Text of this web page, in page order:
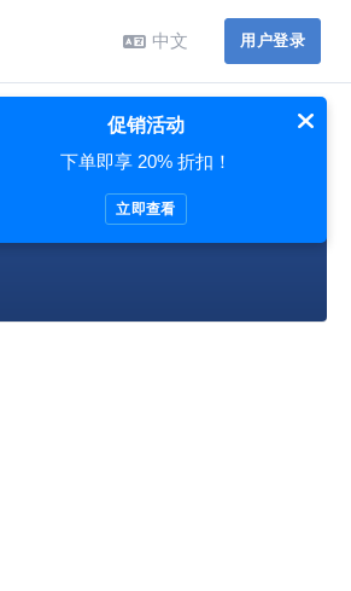
中文 用户登录
促销活动
下单即享 20% 折扣！
立即查看